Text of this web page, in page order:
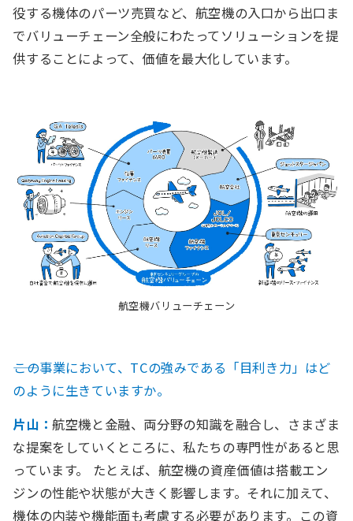
役する機体のパーツ売買など、航空機の入口から出口ま
でバリューチェーン全般にわたってソリューションを提
供することによって、価値を最大化しています。
航空機バリューチェーン
――この事業において、TCの強みである「目利き力」はど
のように生きていますか。
片山：航空機と金融、両分野の知識を融合し、さまざま
な提案をしていくところに、私たちの専門性があると思
っています。 たとえば、航空機の資産価値は搭載エン
ジンの性能や状態が大きく影響します。それに加えて、
機体の内装や機能面も考慮する必要があります。この資